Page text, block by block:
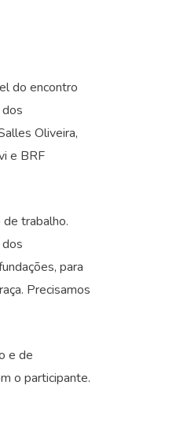
do encontro
Oliveira,
e BRF
trabalho.
para
Precisamos
e de
o participante.